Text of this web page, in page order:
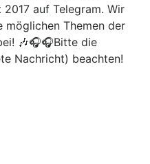
auf Telegram. Wir
möglichen Themen der
🎶🎧🎧Bitte die
Nachricht) beachten!